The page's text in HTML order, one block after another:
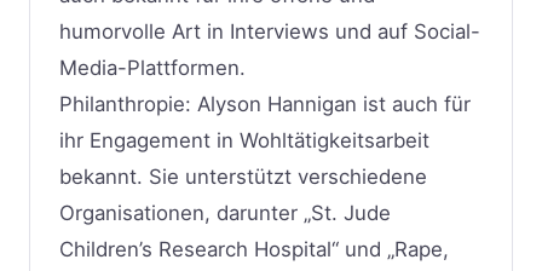
humorvolle Art in Interviews und auf Social-
Media-Plattformen.
Philanthropie: Alyson Hannigan ist auch für
ihr Engagement in Wohltätigkeitsarbeit
bekannt. Sie unterstützt verschiedene
Organisationen, darunter „St. Jude
Children’s Research Hospital“ und „Rape,